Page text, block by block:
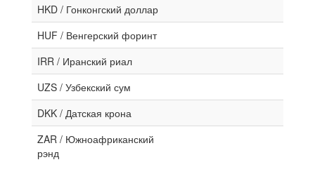
HKD / Гонконгский доллар
HUF / Венгерский форинт
IRR / Иранский риал
UZS / Узбекский сум
DKK / Датская крона
ZAR / Южноафриканский
рэнд